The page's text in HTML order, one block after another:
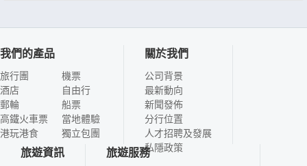
我們的產品
旅行團
酒店
郵輪
高鐵火車票
港玩港食
機票
自由行
船票
當地體驗
獨立包團
關於我們
公司背景
最新動向
新聞發佈
分行位置
人才招聘及發展
私隱政策
旅遊資訊 旅遊服務